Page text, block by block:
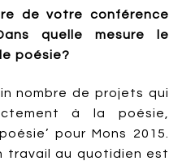
de votre conférence
quelle mesure le
poésie?
nombre de projets qui
à la poésie,
pour Mons 2015.
travail au quotidien est